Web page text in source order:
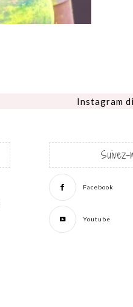
Instagram
Facebook
Youtube